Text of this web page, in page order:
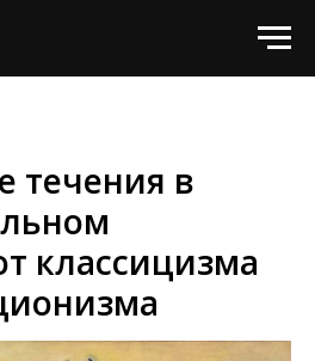
течения в
классицизма